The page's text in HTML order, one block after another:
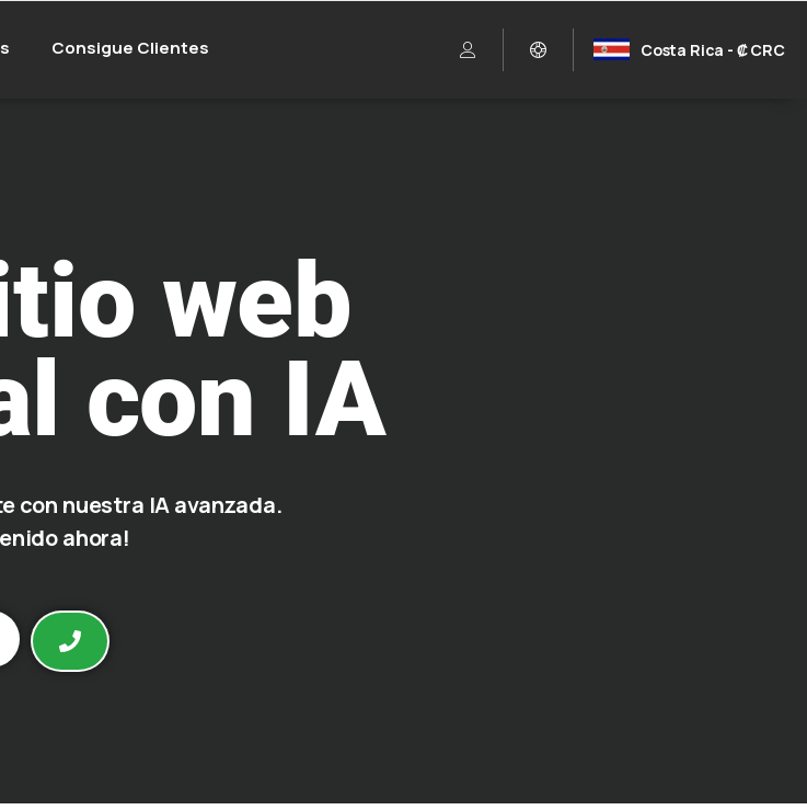
Consigue Clientes Costa Rica - ₡ CRC
web
con IA
con nuestra IA avanzada.
ahora!